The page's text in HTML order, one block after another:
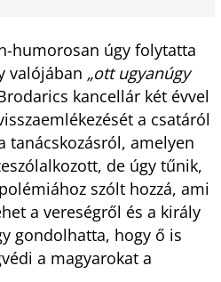
humorosan úgy folytatta
valójában „ott ugyanúgy
kancellár két évvel
a csatáról
tanácskozásról, amelyen
de úgy tűnik,
szólt hozzá, ami
a vereségről és a király
gondolhatta, hogy ő is
a magyarokat a